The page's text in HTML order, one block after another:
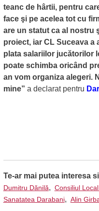
teanc de hârtii, pentru
face şi pe acelea tot cu
are un statut ca al nostru
proiect, iar CL Suceava
plata salariilor jucătorilor
poate schimba oricând
an vom organiza alegeri.
mine” a declarat pentru
Te-ar mai putea interesa
Dumitru Dănilă, Consiliul
Sanatatea Darabani, Alin